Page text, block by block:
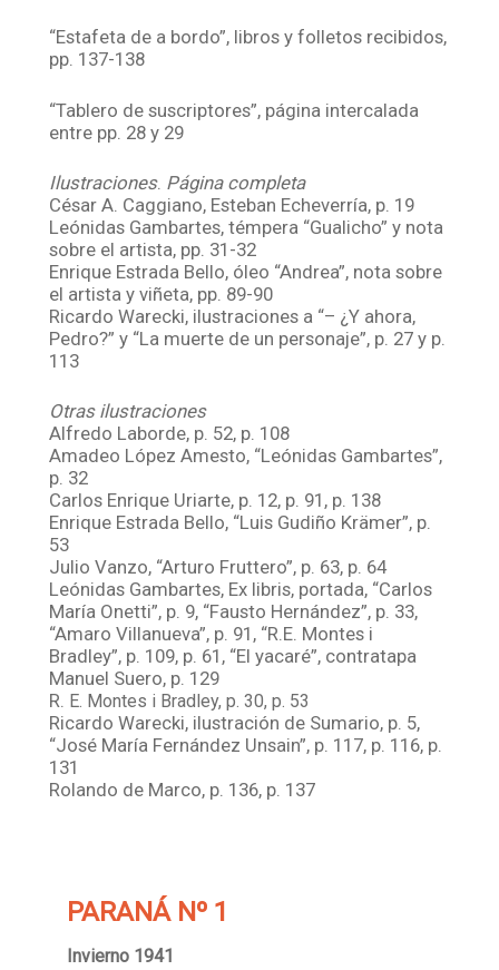
“Estafeta de a bordo”, libros y folletos recibidos,
pp. 137-138
“Tablero de suscriptores”, página intercalada
entre pp. 28 y 29
Ilustraciones. Página completa
César A. Caggiano, Esteban Echeverría, p. 19
Leónidas Gambartes, témpera “Gualicho” y nota
sobre el artista, pp. 31-32
Enrique Estrada Bello, óleo “Andrea”, nota sobre
el artista y viñeta, pp. 89-90
Ricardo Warecki, ilustraciones a “– ¿Y ahora,
Pedro?” y “La muerte de un personaje”, p. 27 y p.
113
Otras ilustraciones
Alfredo Laborde, p. 52, p. 108
Amadeo López Amesto, “Leónidas Gambartes”,
p. 32
Carlos Enrique Uriarte, p. 12, p. 91, p. 138
Enrique Estrada Bello, “Luis Gudiño Krämer”, p.
53
Julio Vanzo, “Arturo Fruttero”, p. 63, p. 64
Leónidas Gambartes, Ex libris, portada, “Carlos
María Onetti”, p. 9, “Fausto Hernández”, p. 33,
“Amaro Villanueva”, p. 91, “R.E. Montes i
Bradley”, p. 109, p. 61, “El yacaré”, contratapa
Manuel Suero, p. 129
R. E. Montes i Bradley, p. 30, p. 53
Ricardo Warecki, ilustración de Sumario, p. 5,
“José María Fernández Unsain”, p. 117, p. 116, p.
131
Rolando de Marco, p. 136, p. 137
PARANÁ Nº 1
Invierno 1941